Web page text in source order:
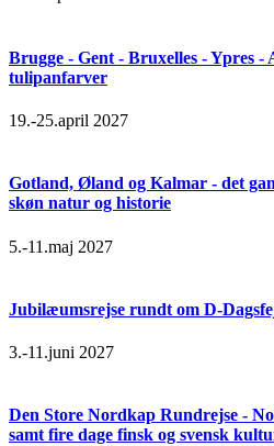
Brugge - Gent - Bruxelles - Ypres
tulipanfarver
19.-25.april 2027
Gotland, Øland og Kalmar - det
skøn natur og historie
5.-11.maj 2027
Jubilæumsrejse rundt om D-
3.-11.juni 2027
Den Store Nordkap Rundrejse -
samt fire dage finsk og svensk